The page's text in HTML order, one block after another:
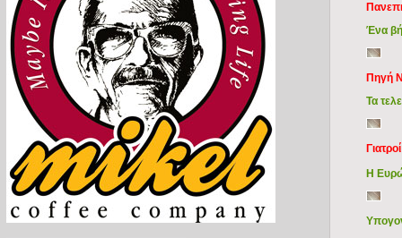
Ένα
Πηγή
Τα
Η